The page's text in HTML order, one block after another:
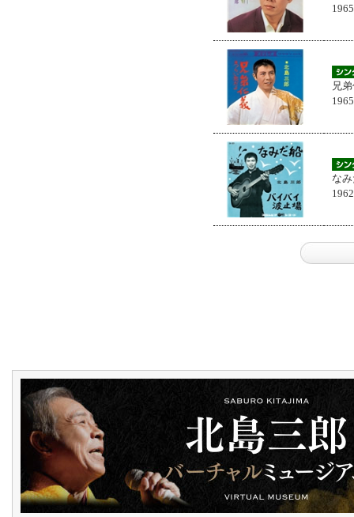
兄
な